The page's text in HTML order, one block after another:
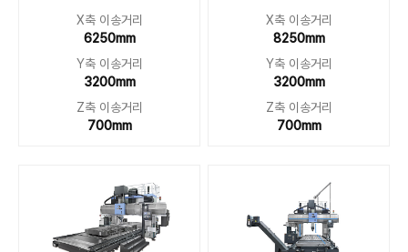
X축 이송거리
6250mm
Y축 이송거리
3200mm
Z축 이송거리
700mm
X축 이송거리
8250mm
Y축 이송거리
3200mm
Z축 이송거리
700mm